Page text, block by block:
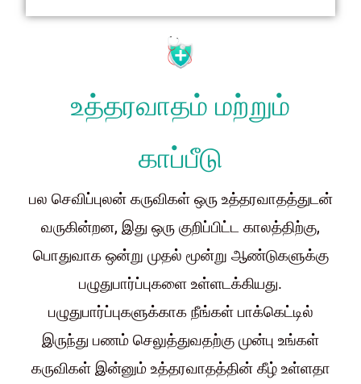
உத்தரவாதம் மற்றும்
காப்பீடு
பல செவிப்புலன் கருவிகள் ஒரு உத்தரவாதத்துடன்
வருகின்றன, இது ஒரு குறிப்பிட்ட காலத்திற்கு,
பொதுவாக ஒன்று முதல் மூன்று ஆண்டுகளுக்கு
பழுதுபார்ப்புகளை உள்ளடக்கியது.
பழுதுபார்ப்புகளுக்காக நீங்கள் பாக்கெட்டில்
இருந்து பணம் செலுத்துவதற்கு முன்பு உங்கள்
கருவிகள் இன்னும் உத்தரவாதத்தின் கீழ் உள்ளதா